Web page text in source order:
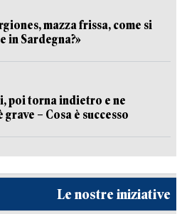
mazza frissa, come si
in Sardegna?»
poi torna indietro e ne
– Cosa è successo
Le nostre iniziative